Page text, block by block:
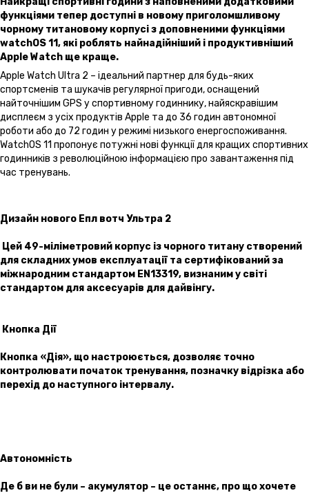
функціями тепер доступні в новому приголомшливому
чорному титановому корпусі з доповненими функціями
watchOS 11, які роблять найнадійніший і продуктивніший
Apple Watch ще краще.
Apple Watch Ultra 2 – ідеальний партнер для будь-яких
спортсменів та шукачів регулярної пригоди, оснащений
найточнішим GPS у спортивному годиннику, найяскравішим
дисплеєм з усіх продуктів Apple та до 36 годин автономної
роботи або до 72 годин у режимі низького енергоспоживання.
WatchOS 11 пропонує потужні нові функції для кращих спортивних
годинників з революційною інформацією про завантаження під
час тренувань.
Дизайн нового Епл вотч Ультра 2
Цей 49-міліметровий корпус із чорного титану створений
для складних умов експлуатації та сертифікований за
міжнародним стандартом EN13319, визнаним у світі
стандартом для аксесуарів для дайвінгу.
Кнопка Дії
Кнопка «Дія», що настроюється, дозволяє точно
контролювати початок тренування, позначку відрізка або
перехід до наступного інтервалу.
Автономність
Де б ви не були – акумулятор – це останнє, про що хочете